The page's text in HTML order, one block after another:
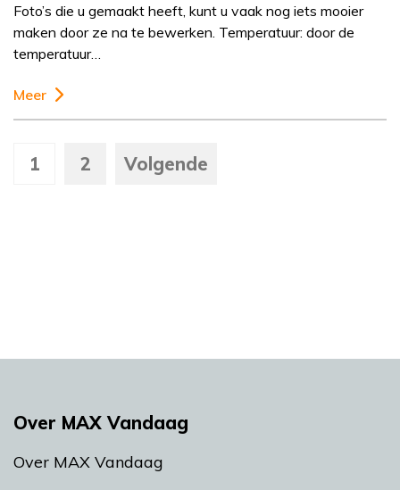
Foto’s die u gemaakt heeft, kunt u vaak nog iets mooier
maken door ze na te bewerken. Temperatuur: door de
temperatuur…
Meer
1 2 Volgende
Over MAX Vandaag
Over MAX Vandaag